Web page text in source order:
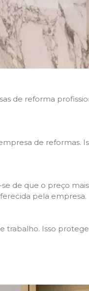
de reforma
de reformas.
de que o preço
pela empresa.
trabalho. Isso